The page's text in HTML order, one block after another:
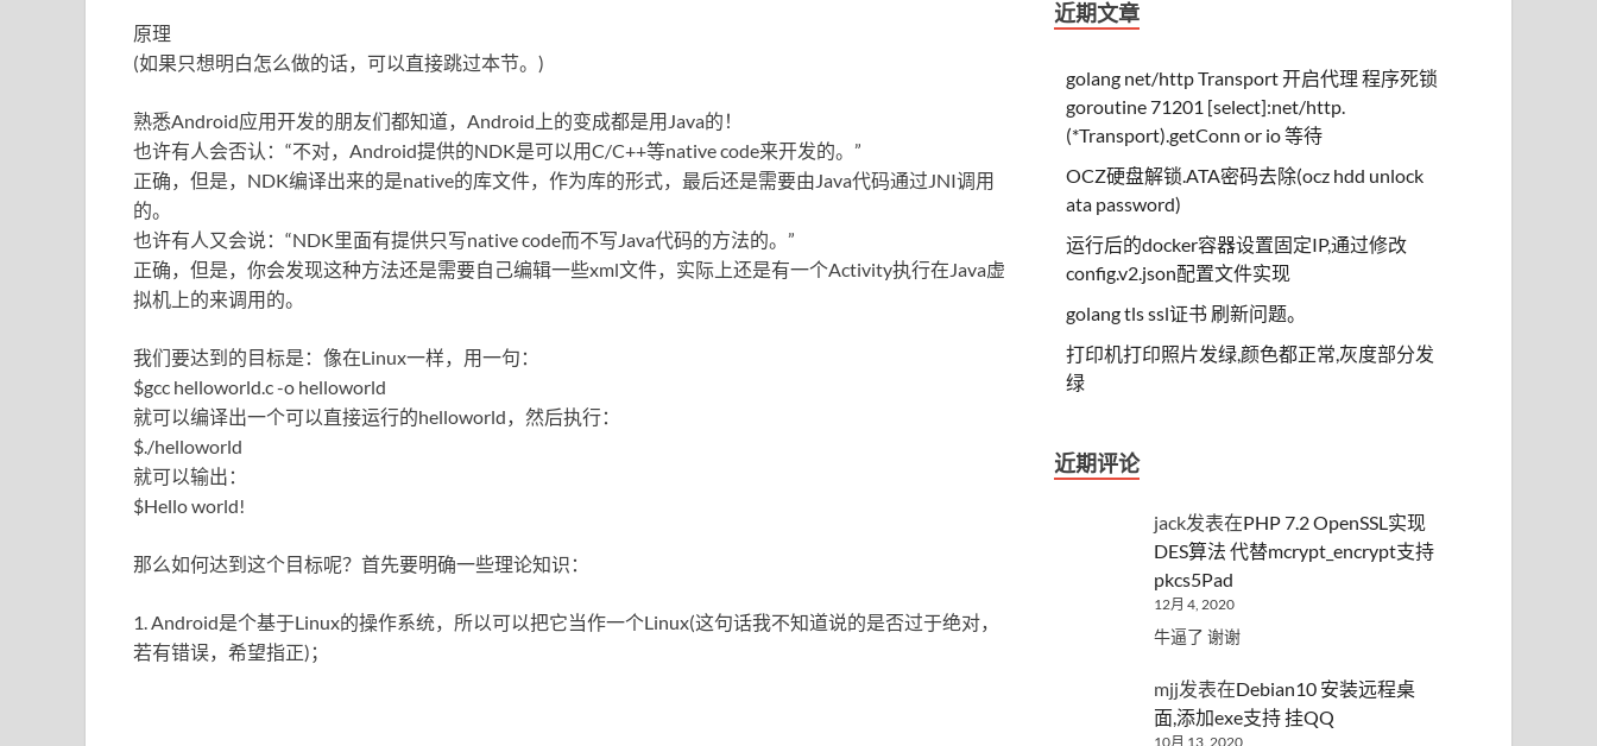
原理
(如果只想明白怎么做的话，可以直接跳过本节。)
熟悉Android应用开发的朋友们都知道，Android上的变成都是用Java的！
也许有人会否认：“不对，Android提供的NDK是可以用C/C++等native code来开发的。”
正确，但是，NDK编译出来的是native的库文件，作为库的形式，最后还是需要由Java代码通过JNI调用
的。
也许有人又会说：“NDK里面有提供只写native code而不写Java代码的方法的。”
正确，但是，你会发现这种方法还是需要自己编辑一些xml文件，实际上还是有一个Activity执行在Java虚
拟机上的来调用的。
我们要达到的目标是：像在Linux一样，用一句：
$gcc helloworld.c -o helloworld
就可以编译出一个可以直接运行的helloworld，然后执行：
$./helloworld
就可以输出：
$Hello world!
那么如何达到这个目标呢？首先要明确一些理论知识：
1. Android是个基于Linux的操作系统，所以可以把它当作一个Linux(这句话我不知道说的是否过于绝对，
若有错误，希望指正)；
近期文章
golang net/http Transport 开启代理 程序死锁
goroutine 71201 [select]:net/http.
(*Transport).getConn or io 等待
OCZ硬盘解锁.ATA密码去除(ocz hdd unlock
ata password)
运行后的docker容器设置固定IP,通过修改
config.v2.json配置文件实现
golang tls ssl证书 刷新问题。
打印机打印照片发绿,颜色都正常,灰度部分发
绿
近期评论
jack发表在PHP 7.2 OpenSSL实现
DES算法 代替mcrypt_encrypt支持
pkcs5Pad
12月 4, 2020
牛逼了 谢谢
mjj发表在Debian10 安装远程桌
面,添加exe支持 挂QQ
10月 13, 2020